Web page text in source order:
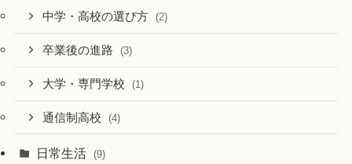
中学・高校の選び方 (2)
卒業後の進路 (3)
大学・専門学校 (1)
通信制高校 (4)
日常生活 (9)